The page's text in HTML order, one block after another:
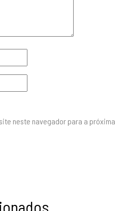
neste navegador para a próxima